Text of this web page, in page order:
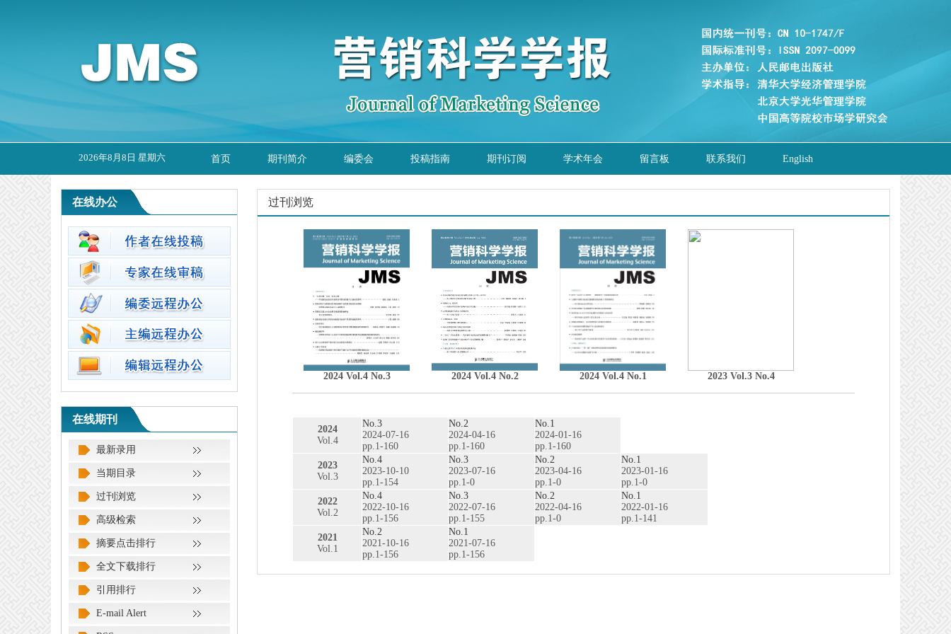
2026年8月8日 星期六 首页 期刊简介 编委会 投稿指南 期刊订阅 学术年会 留言板 联系我们 English
在线办公
在线期刊
最新录用
当期目录
过刊浏览
高级检索
摘要点击排行
全文下载排行
引用排行
E-mail Alert
过刊浏览
2024 Vol.4 No.3 2024 Vol.4 No.2 2024 Vol.4 No.1 2023 Vol.3 No.4
2024
Vol.4
No.3
2024-07-16
pp.1-160
No.2
2024-04-16
pp.1-160
No.1
2024-01-16
pp.1-160
2023
Vol.3
No.4
2023-10-10
pp.1-154
No.3
2023-07-16
pp.1-0
No.2
2023-04-16
pp.1-0
No.1
2023-01-16
pp.1-0
2022
Vol.2
No.4
2022-10-16
pp.1-156
No.3
2022-07-16
pp.1-155
No.2
2022-04-16
pp.1-0
No.1
2022-01-16
pp.1-141
2021
Vol.1
No.2
2021-10-16
pp.1-156
No.1
2021-07-16
pp.1-156